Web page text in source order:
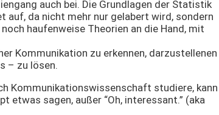
auch bei. Die Grundlagen der Statistik
auf, da nicht mehr nur gelabert wird, sondern
haufenweise Theorien an die Hand, mit
Kommunikation zu erkennen, darzustellenen
– zu lösen.
Kommunikationswissenschaft studiere, kann
etwas sagen, außer “Oh, interessant.” (aka